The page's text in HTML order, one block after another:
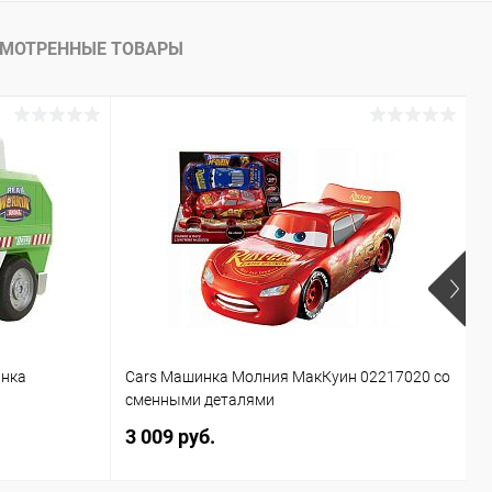
ТОВАРЫ
Cars Машинка Молния МакКуин 02217020 со
сменными деталями
3 009 руб.